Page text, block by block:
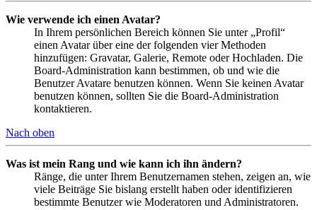
Wie verwende ich einen Avatar?
In Ihrem persönlichen Bereich können Sie unter „Profil“
einen Avatar über eine der folgenden vier Methoden
hinzufügen: Gravatar, Galerie, Remote oder Hochladen. Die
Board-Administration kann bestimmen, ob und wie die
Benutzer Avatare benutzen können. Wenn Sie keinen Avatar
benutzen können, sollten Sie die Board-Administration
kontaktieren.
Nach oben
Was ist mein Rang und wie kann ich ihn ändern?
Ränge, die unter Ihrem Benutzernamen stehen, zeigen an, wie
viele Beiträge Sie bislang erstellt haben oder identifizieren
bestimmte Benutzer wie Moderatoren und Administratoren.